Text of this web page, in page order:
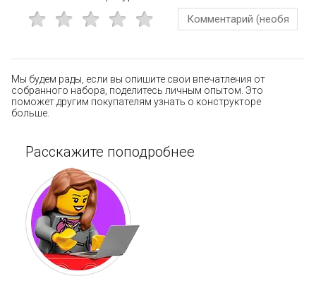
Мы будем рады, если вы опишите свои впечатления от
собранного набора, поделитесь личным опытом. Это
поможет другим покупателям узнать о конструкторе
больше.
Расскажите поподробнее